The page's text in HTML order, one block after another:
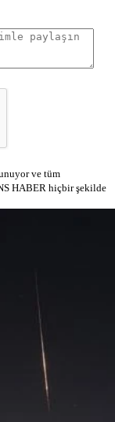
ve tüm
HABER hiçbir şekilde